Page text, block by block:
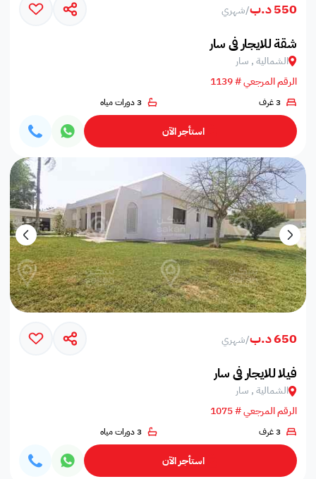
550 د.ب /شهري
شقة للايجار في سار
الشمالية , سار
الرقم المرجعي # 1139
3 غرف 3 دورات مياه
استأجر الآن
650 د.ب /شهري
فيلا للايجار في سار
الشمالية , سار
الرقم المرجعي # 1075
3 غرف 3 دورات مياه
استأجر الآن